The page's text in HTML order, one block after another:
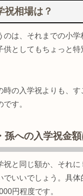
祝相場は？
のは、それまでの小学
供としてもちょっと
時の入学祝よりも、
す。
孫への入学祝金額
祝と同じ額か、それ
でいいでしょう。具
円程度です。